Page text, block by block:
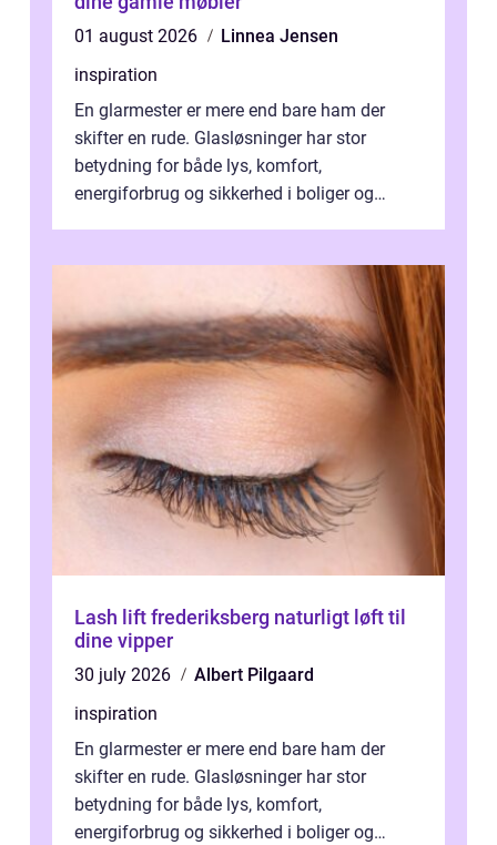
01 august 2026
Linnea Jensen
inspiration
En glarmester er mere end bare ham der
skifter en rude. Glasløsninger har stor
betydning for både lys, komfort,
energiforbrug og sikkerhed i boliger og
Lash lift frederiksberg naturligt løft til
dine vipper
30 july 2026
Albert Pilgaard
inspiration
En glarmester er mere end bare ham der
skifter en rude. Glasløsninger har stor
betydning for både lys, komfort,
energiforbrug og sikkerhed i boliger og